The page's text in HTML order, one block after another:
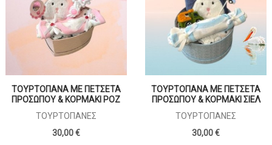
ΤΟΥΡΤΟΠΑΝΑ ΜΕ ΠΕΤΣΕΤΑ
ΠΡΟΣΩΠΟΥ & ΚΟΡΜΑΚΙ ΡΟΖ
ΤΟΥΡΤΌΠΑΝΕΣ
30,00 €
ΤΟΥΡΤΟΠΑΝΑ ΜΕ ΠΕΤΣΕΤΑ
ΠΡΟΣΩΠΟΥ & ΚΟΡΜΑΚΙ ΣΙΕΛ
ΤΟΥΡΤΌΠΑΝΕΣ
30,00 €